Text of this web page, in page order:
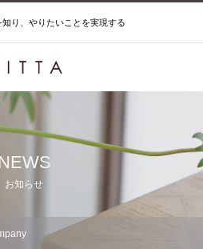
り、やりたいことを実現する
NEWS
お知らせ